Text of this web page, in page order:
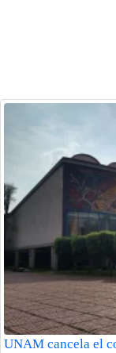
UNAM cancela el